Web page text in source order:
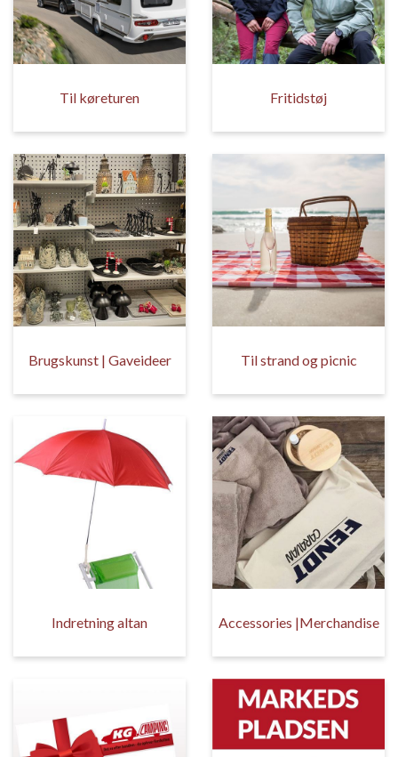
Til køreturen Fritidstøj
Brugskunst | Gaveideer Til strand og picnic
Indretning altan Accessories |Merchandise